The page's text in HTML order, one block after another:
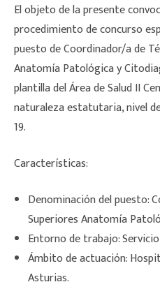
El objeto de la presente
procedimiento de concurso
puesto de Coordinador/a de
Anatomía Patológica y
plantilla del Área de Salud II
naturaleza estatutaria, nivel
19.
Características:
Denominación del puesto:
Superiores Anatomía
Entorno de trabajo:
Ámbito de actuación:
Asturias.